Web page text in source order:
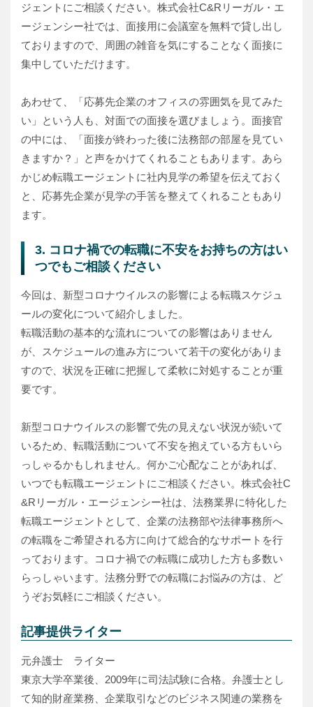
ジェントにご相談ください。株式会社C&Rリーガル・エ
ージェンシー社では、面接用に会議室を無料で貸し出し
ておりますので、周囲の雑音を気にすることなく面接に
集中していただけます。
あわせて、「応募先企業のオフィスの雰囲気を見てみた
い」という人も、対面での面接を選びましょう。面接官
の中には、「面接が終わった後に法務部の部屋を見てい
きますか？」と声をかけてくれることもあります。あら
かじめ転職エージェントに社内見学の希望を伝えておく
と、応募先企業が見学の手筈を整えてくれることもあり
ます。
3. コロナ禍での転職に不安をお持ちの方はい
つでもご相談ください
今回は、新型コロナウイルスの影響による転職スケジュ
ールの変化について紹介しました。
転職活動の基本的な流れについての影響はありません
が、スケジュールの進み方について若干の変化がありま
すので、状況を正確に把握して柔軟に対処することが重
要です。
新型コロナウイルスの影響で先の見えない状況が続いて
いるため、転職活動について不安を抱えている方もいら
っしゃるかもしれません。何かご心配なことがあれば、
いつでも転職エージェントにご相談ください。株式会社C
&Rリーガル・エージェンシー社は、法務業界に特化した
転職エージェントとして、企業の法務部や法律事務所へ
の転職をご希望される方に向けて総合的なサポートを行
っております。コロナ禍での転職に成功した方も多数い
らっしゃいます。法務分野での転職にお悩みの方は、ど
うぞお気軽にご相談ください。
記事提供ライター
元弁護士 ライター
東京大学卒業後、2009年に司法試験に合格。弁護士とし
て知的財産業務、企業取引などのビジネス関連の業務を